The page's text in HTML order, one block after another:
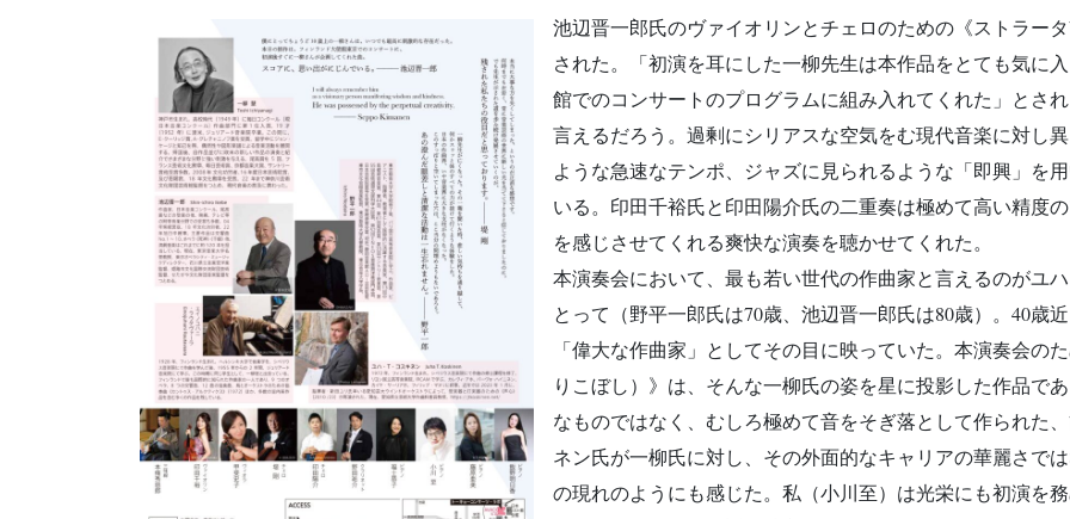
池辺晋一郎氏のヴァイオリンとチェロのための《ストラー
された。「初演を耳にした一柳先生は本作品をとても気に
館でのコンサートのプログラムに組み入れてくれた」とさ
言えるだろう。過剰にシリアスな空気をむ現代音楽に対し
ような急速なテンポ、ジャズに見られるような「即興」を
いる。印田千裕氏と印田陽介氏の二重奏は極めて高い精度
を感じさせてくれる爽快な演奏を聴かせてくれた。
本演奏会において、最も若い世代の作曲家と言えるのがユ
とって（野平一郎氏は70歳、池辺晋一郎氏は80歳）。40歳
「偉大な作曲家」としてその目に映っていた。本演奏会の
りこぼし）》は、そんな一柳氏の姿を星に投影した作品で
なものではなく、むしろ極めて音をそぎ落として作られた
ネン氏が一柳氏に対し、その外面的なキャリアの華麗さで
の現れのようにも感じた。私（小川至）は光栄にも初演を